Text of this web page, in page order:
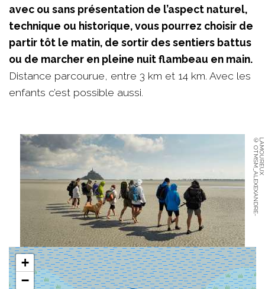
avec ou sans présentation de l’aspect naturel,
technique ou historique, vous pourrez choisir de
partir tôt le matin, de sortir des sentiers battus
ou de marcher en pleine nuit flambeau en main.
Distance parcourue, entre 3 km et 14 km. Avec les
enfants c’est possible aussi.
©
O
T
M
S
M
_
A
L
E
X
E
X
A
N
D
R
E
-
L
A
M
O
U
R
E
UX
+
−